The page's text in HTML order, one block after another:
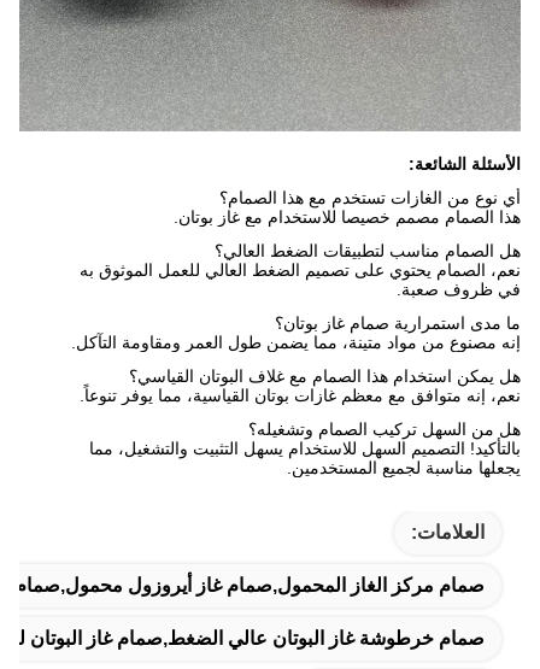
الأسئلة الشائعة:
أي نوع من الغازات تستخدم مع هذا الصمام؟
هذا الصمام مصمم خصيصا للاستخدام مع غاز بوتان.
هل الصمام مناسب لتطبيقات الضغط العالي؟
نعم، الصمام يحتوي على تصميم الضغط العالي للعمل الموثوق به
في ظروف صعبة.
ما مدى استمرارية صمام غاز بوتان؟
إنه مصنوع من مواد متينة، مما يضمن طول العمر ومقاومة التآكل.
هل يمكن استخدام هذا الصمام مع غلاف البوتان القياسي؟
نعم، إنه متوافق مع معظم غازات بوتان القياسية، مما يوفر تنوعاً.
هل من السهل تركيب الصمام وتشغيله؟
بالتأكيد! التصميم السهل للاستخدام يسهل التثبيت والتشغيل، مما
يجعلها مناسبة لجميع المستخدمين.
العلامات:
صمام مركز الغاز المحمول,صمام غاز أيروزول محمول,صمام
صمام خرطوشة غاز البوتان عالي الضغط,صمام غاز البوتان